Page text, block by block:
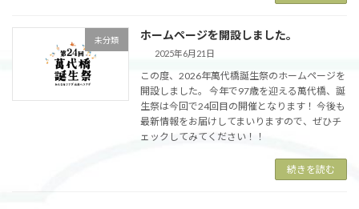
未分類 ホームページを開設しました。
2025年6月21日
この度、2026年萬代橋誕生祭のホームページを
開設しました。 今年で97歳を迎える萬代橋、誕
生祭は今回で24回目の開催となります！ 今後も
最新情報をお届けしてまいりますので、ぜひチ
ェックしてみてください！！
続きを読む